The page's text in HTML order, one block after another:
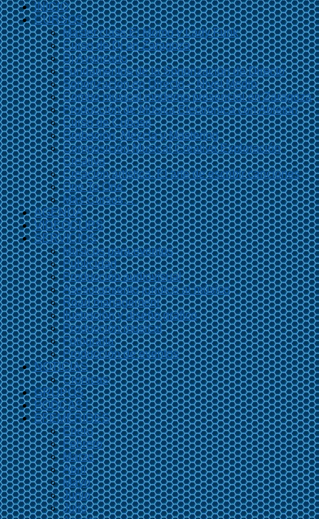
INICIO
CURSOS
Master class El Momo y Lady Funk
Curso de Dj en Zaragoza
Dj Avanzado
Fundamentos de la Sonorización de Directo
Sonorización en Directo – Nivel Medio
Combo musical moderno presencial en Zaragoza
Producción de Música Electrónica con Ableton
Curso de Cubase
Grabación, Mezcla y Mastering
Composición Musical Creativa Exploración
Creativa
Creación artística. El arte de escribir canciones
One To One
Más Cursos…
AGENDA
VIDEOCLIPS
SERVICIOS
Músicos para eventos
Publicidad
Producción audiovisual
Asesoramiento jurídico al músico
Road management
Ilustración y diseño gráfico
Producción musical
Fotografía
Producción de eventos
NOTICIAS
Crónicas
GRUPOS
PODCAST
EFEMÉRIDES
Enero
Febrero
Marzo
Abril
Mayo
Junio
Julio